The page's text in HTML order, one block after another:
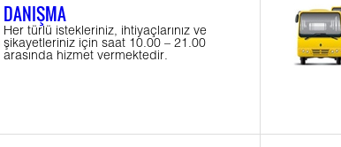
DANIŞMA
Her türlü istekleriniz, ihtiyaçlarınız ve
şikayetleriniz için saat 10.00 – 21.00
arasında hizmet vermektedir.